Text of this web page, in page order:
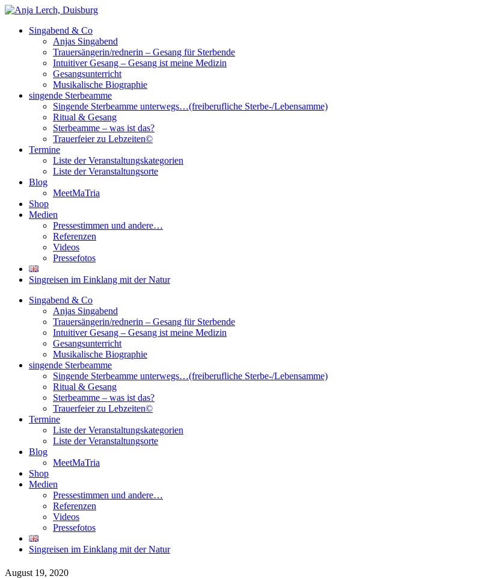
Anjas Welt
Singende Sterbeamme
Singabend & Co
Anjas Singabend
Trauersängerin/rednerin – Gesang für Sterbende
Intuitiver Gesang – Gesang ist meine Medizin
Gesangsunterricht
Musikalische Biographie
singende Sterbeamme
Singende Sterbeamme unterwegs…(freiberufliche Sterbe-/Lebensamme)
Ritual & Gesang
Sterbeamme – was ist das?
Trauerfeier zu Lebzeiten©
Termine
Liste der Veranstaltungskategorien
Liste der Veranstaltungsorte
Blog
MeetMaTria
Shop
Medien
Pressestimmen und andere…
Referenzen
Videos
Pressefotos
Singreisen im Einklang mit der Natur
Singabend & Co
Anjas Singabend
Trauersängerin/rednerin – Gesang für Sterbende
Intuitiver Gesang – Gesang ist meine Medizin
Gesangsunterricht
Musikalische Biographie
singende Sterbeamme
Singende Sterbeamme unterwegs…(freiberufliche Sterbe-/Lebensamme)
Ritual & Gesang
Sterbeamme – was ist das?
Trauerfeier zu Lebzeiten©
Termine
Liste der Veranstaltungskategorien
Liste der Veranstaltungsorte
Blog
MeetMaTria
Shop
Medien
Pressestimmen und andere…
Referenzen
Videos
Pressefotos
Singreisen im Einklang mit der Natur
August 19, 2020